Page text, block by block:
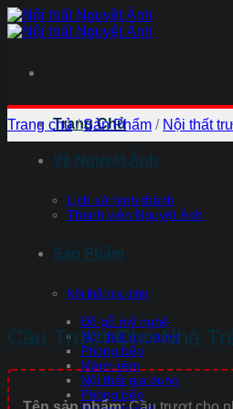
Chuyển
đến
Trang Chủ
Về Nguyệt Ánh
Lịch sử hình thành
Thành viên Nguyệt Ánh
Sản Phẩm
Nội thất gia đình
Đồ gỗ mỹ nghệ
Nội thất gia dụng
Phòng bếp
Mành rèm
Nội thất gia dụng
Phòng bếp
Trang chủ / Sản Phẩm / Nội thất
Cầu Trượt Cho Nhà